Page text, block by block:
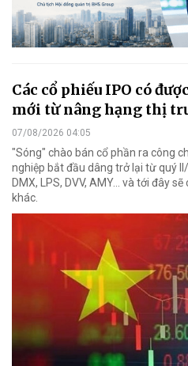
Các cổ phiếu IPO có
mới từ nâng hạng thị
07/08/2026 04:05
"Sóng" chào bán cổ phần ra công
nghiệp bắt đầu dâng trở lại từ quý
DMX, LPS, DVV, AMY... và tới đây
khác.